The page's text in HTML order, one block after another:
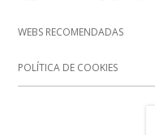
principal RESEÑAS
NOVEDADES
WEBS RECOMENDADAS
POLÍTICA DE COOKIES